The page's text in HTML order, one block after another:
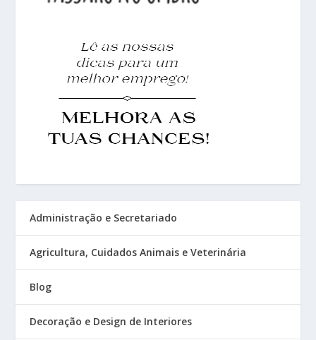
Administração e Secretariado
Agricultura, Cuidados Animais e Veterinária
Blog
Decoração e Design de Interiores